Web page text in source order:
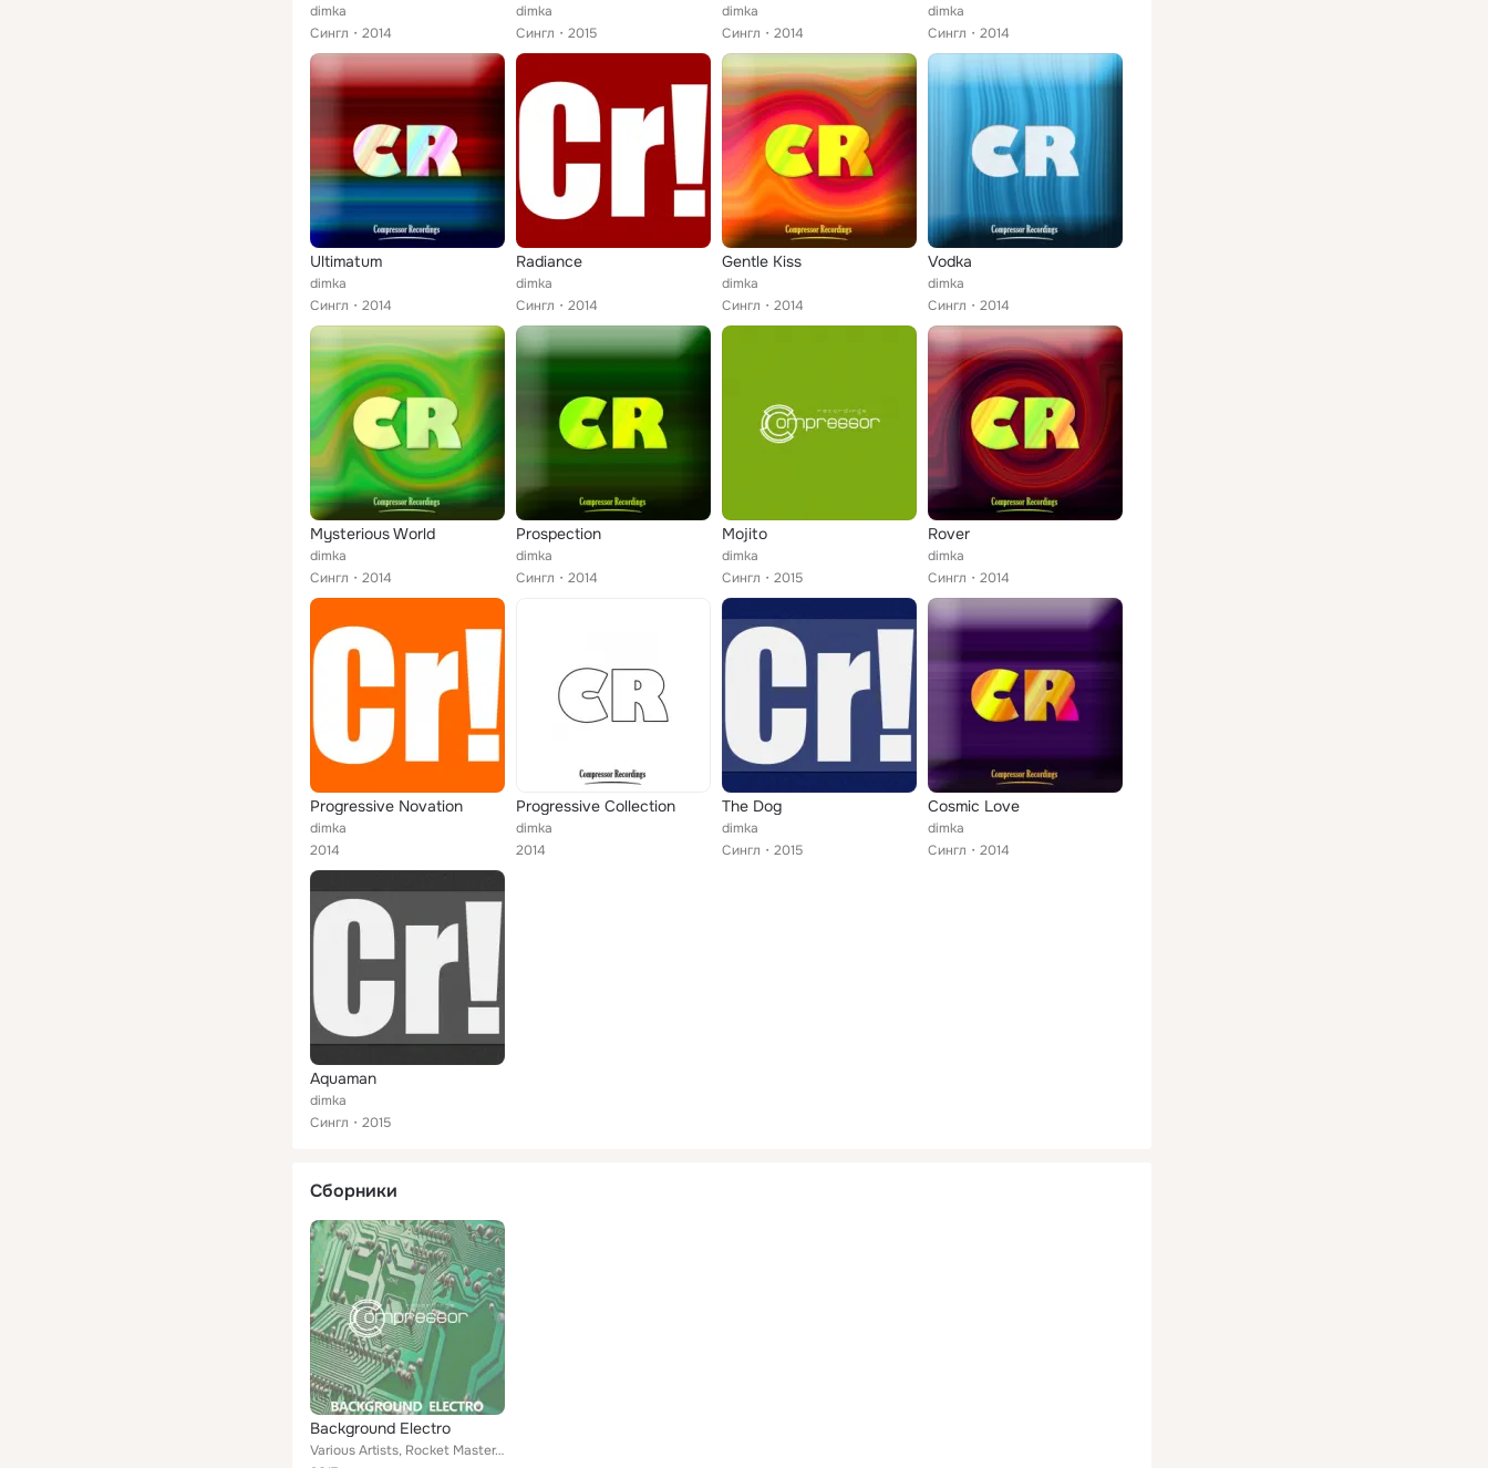
dimka
Сингл
2014
dimka
Сингл
2015
dimka
Сингл
2014
dimka
Сингл
2014
Ultimatum
dimka
Сингл
2014
Radiance
dimka
Сингл
2014
Gentle Kiss
dimka
Сингл
2014
Vodka
dimka
Сингл
2014
Mysterious World
dimka
Сингл
2014
Prospection
dimka
Сингл
2014
Mojito
dimka
Сингл
2015
Rover
dimka
Сингл
2014
Progressive Novation
dimka
2014
Progressive Collection
dimka
2014
The Dog
dimka
Сингл
2015
Cosmic Love
dimka
Сингл
2014
Aquaman
dimka
Сингл
2015
Сборники
Background Electro
Various Artists, Rocket Master, Oziriz, Sokol, Dimka feat. Dura